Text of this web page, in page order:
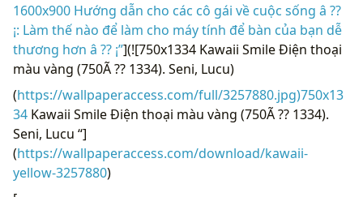
1600x900 Hướng dẫn cho các cô gái về cuộc sống â ??
¡: Làm thế nào để làm cho máy tính để bàn của bạn dễ
thương hơn â ?? ¡”](![750x1334 Kawaii Smile Điện thoại
màu vàng (750Ã ?? 1334). Seni, Lucu)
(https://wallpaperaccess.com/full/3257880.jpg)750x13
34 Kawaii Smile Điện thoại màu vàng (750Ã ?? 1334).
Seni, Lucu “]
(https://wallpaperaccess.com/download/kawaii-
yellow-3257880)